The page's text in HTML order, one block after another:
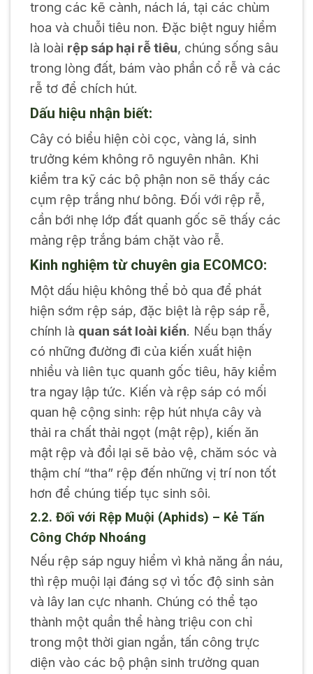
trong các kẽ cành, nách lá, tại các chùm
hoa và chuỗi tiêu non. Đặc biệt nguy hiểm
là loài rệp sáp hại rễ tiêu, chúng sống sâu
trong lòng đất, bám vào phần cổ rễ và các
rễ tơ để chích hút.
Dấu hiệu nhận biết:
Cây có biểu hiện còi cọc, vàng lá, sinh
trưởng kém không rõ nguyên nhân. Khi
kiểm tra kỹ các bộ phận non sẽ thấy các
cụm rệp trắng như bông. Đối với rệp rễ,
cần bới nhẹ lớp đất quanh gốc sẽ thấy các
mảng rệp trắng bám chặt vào rễ.
Kinh nghiệm từ chuyên gia ECOMCO:
Một dấu hiệu không thể bỏ qua để phát
hiện sớm rệp sáp, đặc biệt là rệp sáp rễ,
chính là quan sát loài kiến. Nếu bạn thấy
có những đường đi của kiến xuất hiện
nhiều và liên tục quanh gốc tiêu, hãy kiểm
tra ngay lập tức. Kiến và rệp sáp có mối
quan hệ cộng sinh: rệp hút nhựa cây và
thải ra chất thải ngọt (mật rệp), kiến ăn
mật rệp và đổi lại sẽ bảo vệ, chăm sóc và
thậm chí “tha” rệp đến những vị trí non tốt
hơn để chúng tiếp tục sinh sôi.
2.2. Đối với Rệp Muội (Aphids) – Kẻ Tấn
Công Chớp Nhoáng
Nếu rệp sáp nguy hiểm vì khả năng ẩn náu,
thì rệp muội lại đáng sợ vì tốc độ sinh sản
và lây lan cực nhanh. Chúng có thể tạo
thành một quần thể hàng triệu con chỉ
trong một thời gian ngắn, tấn công trực
diện vào các bộ phận sinh trưởng quan